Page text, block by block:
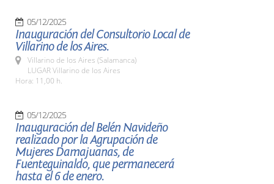
05/12/2025
Inauguración del Consultorio Local de
Villarino de los Aires.
Villarino de los Aires (Salamanca)
LUGAR Villarino de los Aires
Hora: 11,00 h.
05/12/2025
Inauguración del Belén Navideño
realizado por la Agrupación de
Mujeres Damajuanas, de
Fuenteguinaldo, que permanecerá
hasta el 6 de enero.